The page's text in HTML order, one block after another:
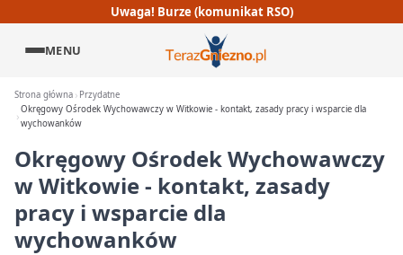
Uwaga! Burze (komunikat RSO)
MENU
Strona główna
Przydatne
Okręgowy Ośrodek Wychowawczy w Witkowie - kontakt, zasady pracy i wsparcie dla
wychowanków
Okręgowy Ośrodek Wychowawczy
w Witkowie - kontakt, zasady
pracy i wsparcie dla
wychowanków